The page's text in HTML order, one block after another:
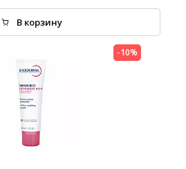
В корзину
-10%